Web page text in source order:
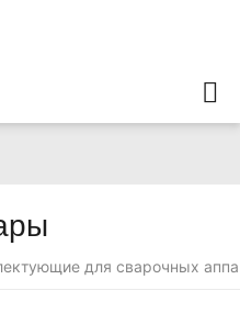
для сварочных